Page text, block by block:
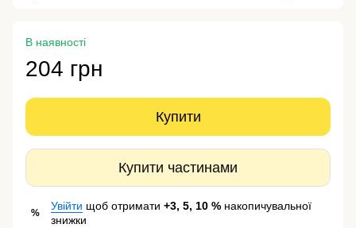
В наявності
204 грн
Купити
Купити частинами
%
Увійти щоб отримати +3, 5, 10 % накопичувальної
знижки